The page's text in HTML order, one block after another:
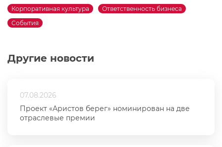
Другие новости
07.08.2026
Проект «Аристов берег» номинирован на две
отраслевые премии
Корпоративная культура
Ответственность бизнеса
События